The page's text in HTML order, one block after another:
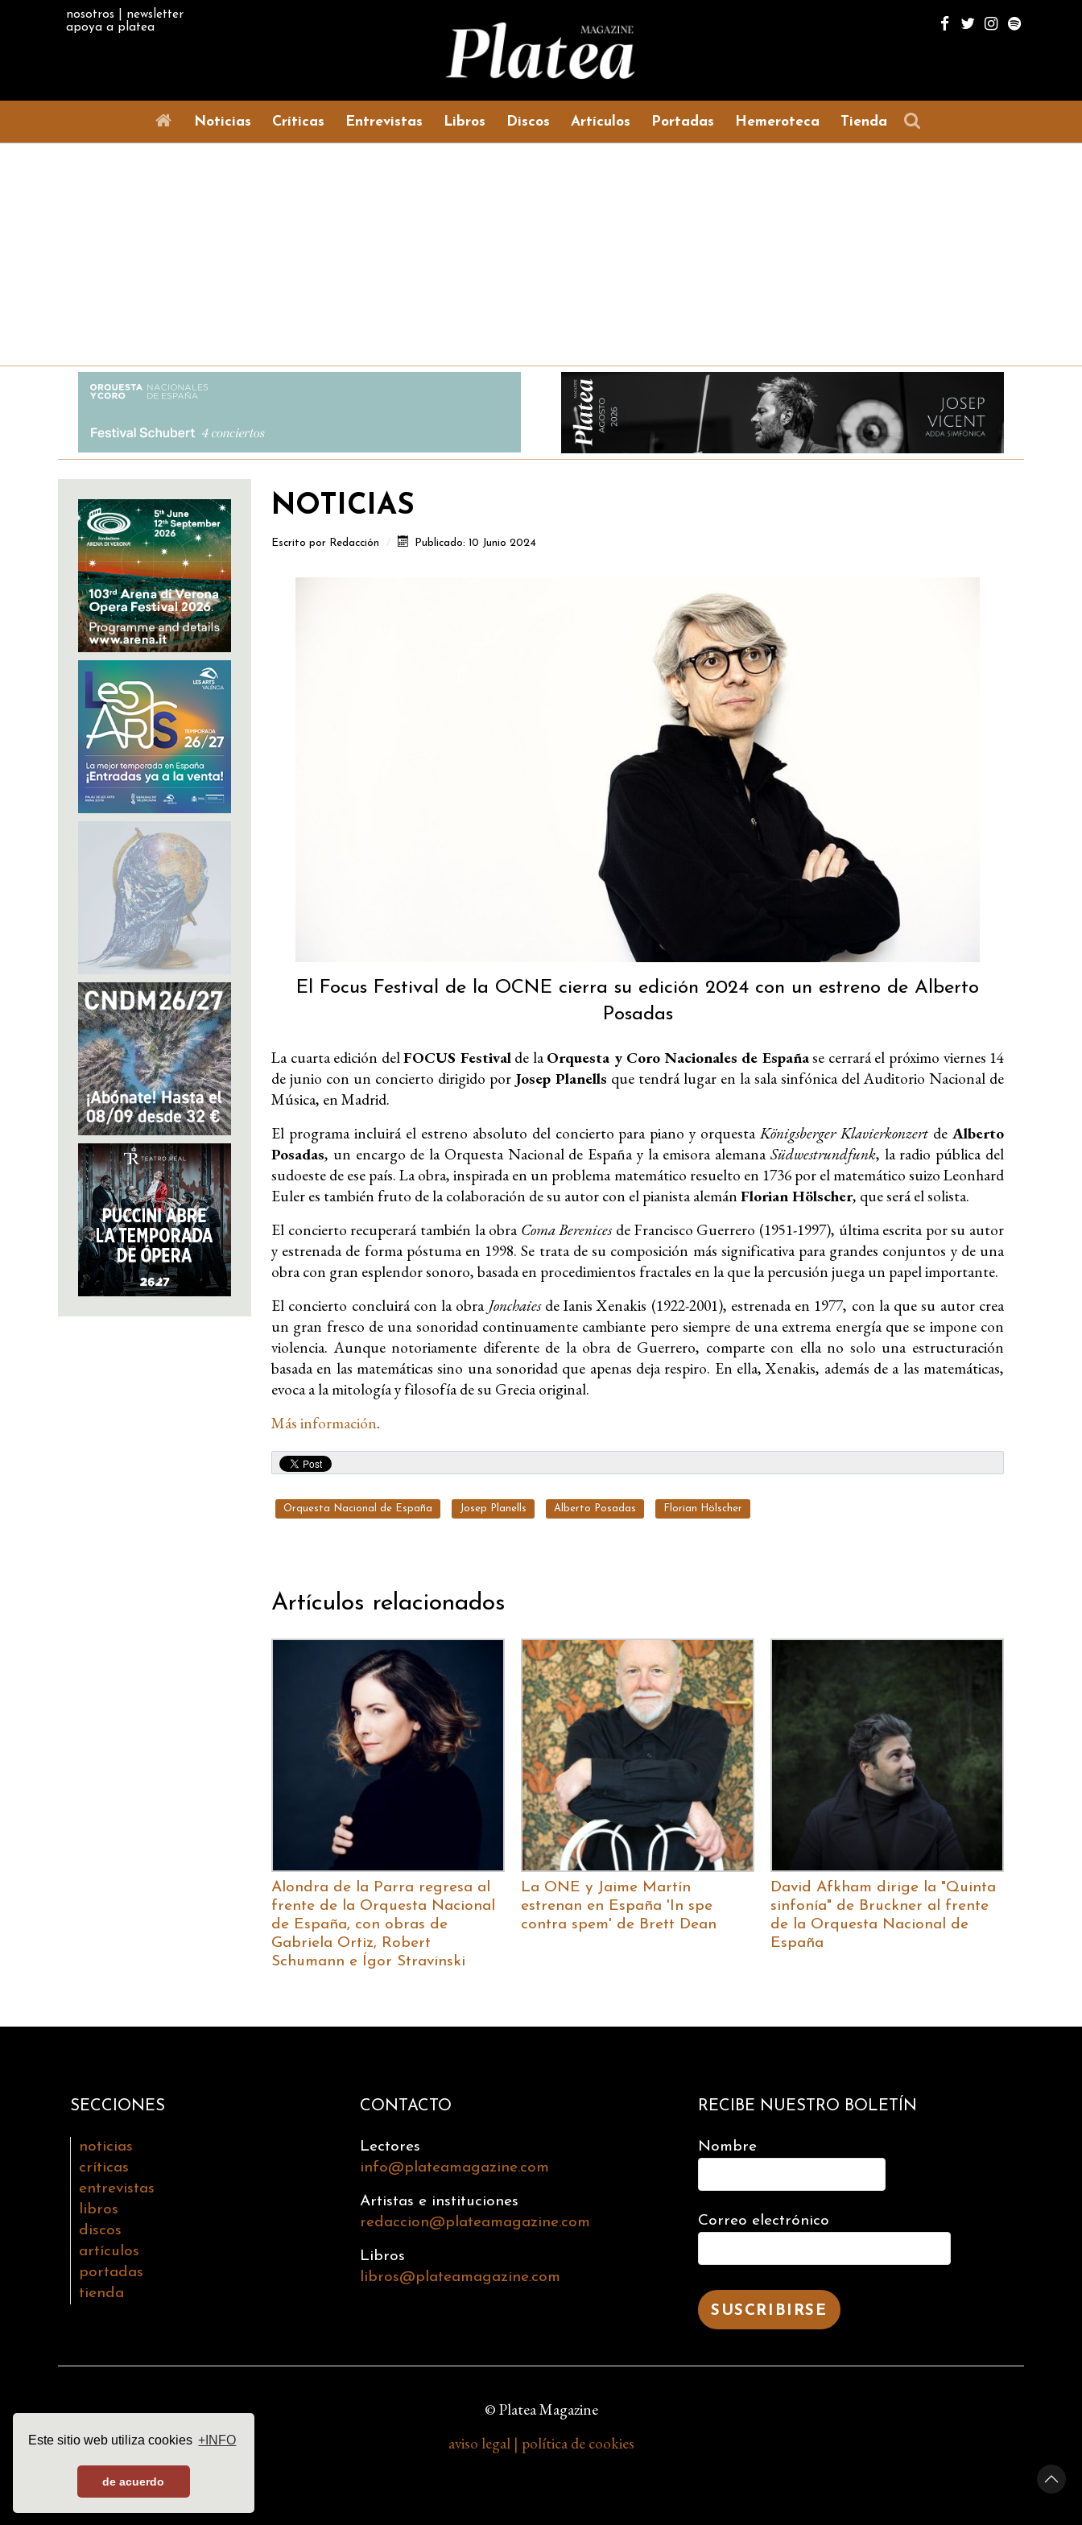
Este sitio web utiliza cookies +INFO
de acuerdo
nosotros
newsletter
apoya a platea
Noticias Críticas Entrevistas Libros Discos Artículos Portadas Hemeroteca Tienda
NOTICIAS
Escrito por Redacción Publicado: 10 Junio 2024
El Focus Festival de la OCNE cierra su edición 2024 con un estreno de Alberto
Posadas
La cuarta edición delFOCUS Festivalde la Orquesta y Coro Nacionales de Españase cerrará el próximo viernes 14
de junio con un concierto dirigido por Josep Planells que tendrá lugar en la sala sinfónica del Auditorio Nacional de
Música, en Madrid.
El programa incluirá el estreno absoluto del concierto para piano y orquestaKönigsberger KlavierkonzertdeAlberto
Posadas, un encargo de la Orquesta Nacional de España y la emisora alemanaSüdwestrundfunk, la radio pública del
sudoeste de ese país. La obra, inspirada en un problema matemático resuelto en 1736 por el matemático suizo Leonhard
Euler es también fruto de la colaboración de su autor con el pianista alemán Florian Hölscher, que será el solista.
El concierto recuperará también la obra Coma Berenicesde Francisco Guerrero (1951-1997), última escrita por su autor
y estrenada de forma póstuma en 1998. Se trata de su composición más significativa para grandes conjuntos y de una
obra con gran esplendor sonoro, basada en procedimientos fractales en la que la percusión juega un papel importante.
El concierto concluirá con la obra Jonchaiesde Ianis Xenakis (1922-2001), estrenada en 1977, con la que su autor crea
un gran fresco de una sonoridad continuamente cambiante pero siempre de una extrema energía que se impone con
violencia. Aunque notoriamente diferente de la obra de Guerrero, comparte con ella no solo una estructuración
basada en las matemáticas sino una sonoridad que apenas deja respiro. En ella, Xenakis, además de a las matemáticas,
evoca a la mitología y filosofía de su Grecia original.
Más información.
Orquesta Nacional de España Josep Planells Alberto Posadas Florian Hölscher
Artículos relacionados
Alondra de la Parra regresa al
frente de la Orquesta Nacional
de España, con obras de
Gabriela Ortiz, Robert
Schumann e Ígor Stravinski
La ONE y Jaime Martín
estrenan en España 'In spe
contra spem' de Brett Dean
David Afkham dirige la "Quinta
sinfonía" de Bruckner al frente
de la Orquesta Nacional de
España
SECCIONES
noticias
críticas
entrevistas
libros
discos
artículos
portadas
tienda
CONTACTO
Lectores
info@plateamagazine.com
Artistas e instituciones
redaccion@plateamagazine.com
Libros
libros@plateamagazine.com
RECIBE NUESTRO BOLETÍN
Nombre
Correo electrónico
© Platea Magazine
aviso legal | política de cookies